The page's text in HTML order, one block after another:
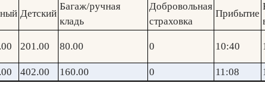
Детский
Багаж/ручная
кладь
Добровольная
страховка
Прибытие
201.00 80.00 0 10:40
402.00 160.00 0 11:08